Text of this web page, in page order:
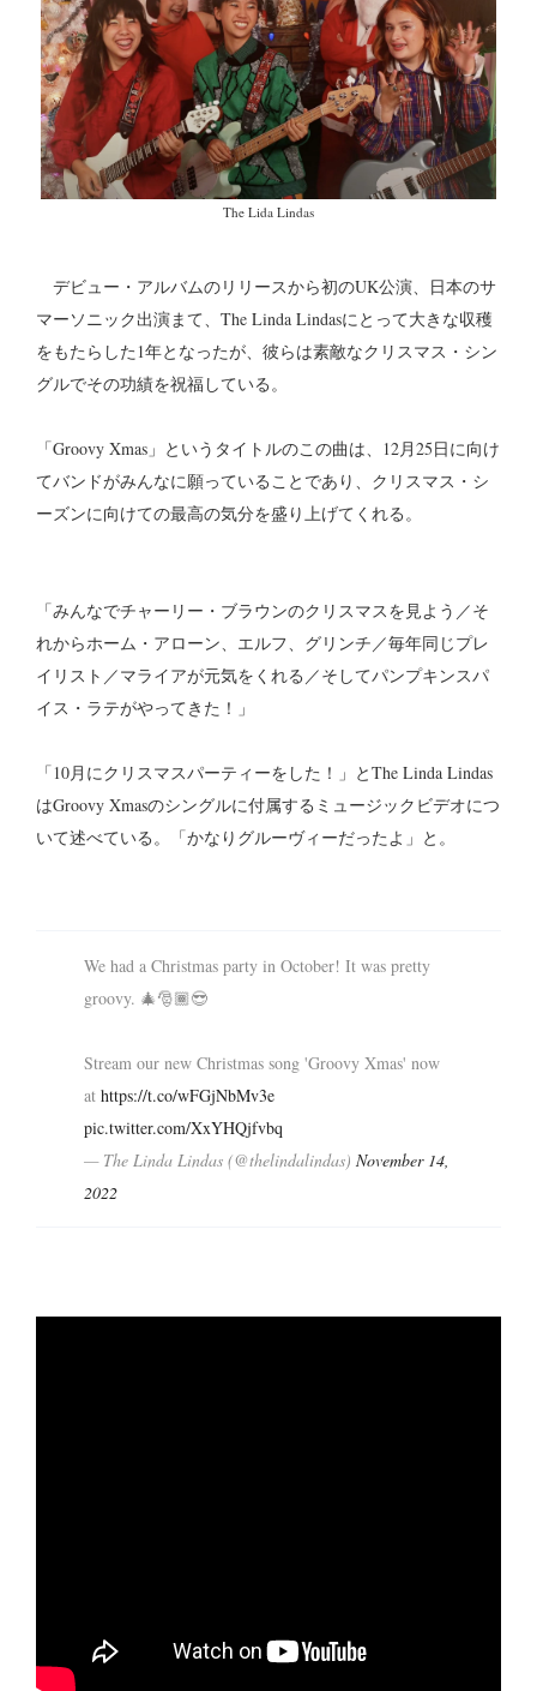
The Lida Lindas
デビュー・アルバムのリリースから初のUK公演、日本のサ
マーソニック出演まて、The Linda Lindasにとって大きな収穫
をもたらした1年となったが、彼らは素敵なクリスマス・シン
グルでその功績を祝福している。
「Groovy Xmas」というタイトルのこの曲は、12月25日に向け
てバンドがみんなに願っていることであり、クリスマス・シ
ーズンに向けての最高の気分を盛り上げてくれる。
「みんなでチャーリー・ブラウンのクリスマスを見よう／そ
れからホーム・アローン、エルフ、グリンチ／毎年同じプレ
イリスト／マライアが元気をくれる／そしてパンプキンスパ
イス・ラテがやってきた！」
「10月にクリスマスパーティーをした！」とThe Linda Lindas
はGroovy Xmasのシングルに付属するミュージックビデオにつ
いて述べている。「かなりグルーヴィーだったよ」と。
We had a Christmas party in October! It was pretty
groovy. 🎄🎅🏾😎
Stream our new Christmas song 'Groovy Xmas' now
at https://t.co/wFGjNbMv3e
pic.twitter.com/XxYHQjfvbq
— The Linda Lindas (@thelindalindas) November 14,
2022